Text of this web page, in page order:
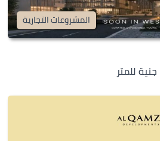
المشروعات التجارية